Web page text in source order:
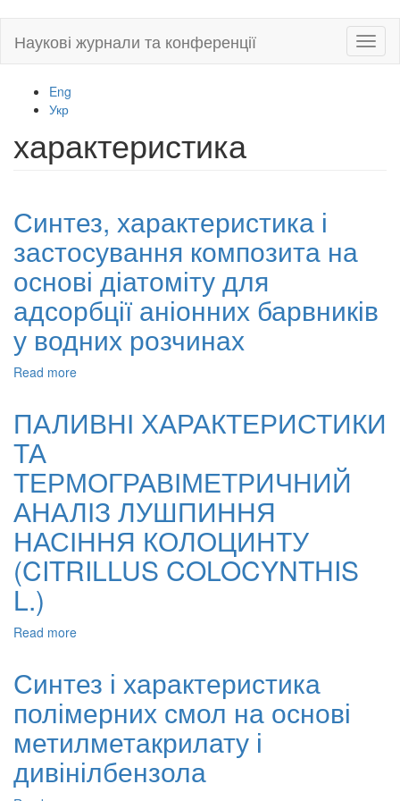
main
Наукові журнали та конференції
Eng
Укр
характеристика
Синтез, характеристика і
застосування композита на
основі діатоміту для
адсорбції аніонних барвників
у водних розчинах
Read more
і
на
основі
діатоміту
для
адсорбції
аніонних
барвників
ПАЛИВНІ ХАРАКТЕРИСТИКИ
ТА
ТЕРМОГРАВІМЕТРИЧНИЙ
АНАЛІЗ ЛУШПИННЯ
НАСІННЯ КОЛОЦИНТУ
(CITRILLUS COLOCYNTHIS
L.)
Read more
ТА
ТЕРМОГРАВІМЕТРИЧНИЙ
АНАЛІЗ
ЛУШПИННЯ
НАСІННЯ
КОЛОЦИНТУ
Синтез і характеристика
полімерних смол на основі
метилметакрилату і
дивінілбензола